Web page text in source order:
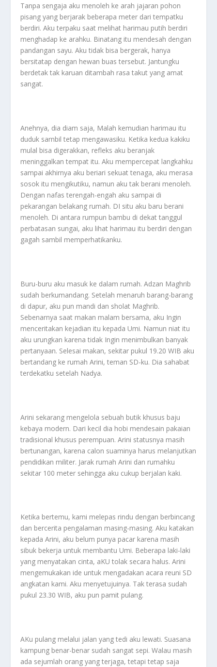
Tanpa sengaja aku menoleh ke arah jajaran pohon
pisang yang berjarak beberapa meter dari tempatku
berdiri. Aku terpaku saat melihat harimau putih berdiri
menghadap ke arahku. Binatang itu mendesah dengan
pandangan sayu. Aku tidak bisa bergerak, hanya
bersitatap dengan hewan buas tersebut. Jantungku
berdetak tak karuan ditambah rasa takut yang amat
sangat.
Anehnya, dia diam saja, Malah kemudian harimau itu
duduk sarnbil tetap mengawasiku. Ketika kedua kakiku
mulal bisa digerakkan, refleks aku beranjak
meninggalkan tempat itu. Aku mempercepat langkahku
sampai akhirnya aku beriari sekuat tenaga, aku merasa
sosok itu mengikutiku, namun aku tak berani menoleh.
Dengan nafas terengah-engah aku sampai di
pekarangan belakang rumah. DI situ aku baru berani
menoleh. Di antara rumpun bambu di dekat tanggul
perbatasan sungai, aku lihat harimau itu berdiri dengan
gagah sambil memperhatikanku.
Buru-buru aku masuk ke dalam rumah. Adzan Maghrib
sudah berkumandang. Setelah menaruh barang-barang
di dapur, aku pun mandi dan sholat Maghrib.
Sebenarnya saat makan malam bersama, aku Ingin
menceritakan kejadian itu kepada Umi. Namun niat itu
aku urungkan karena tidak Ingin menimbulkan banyak
pertanyaan. Selesai makan, sekitar pukul 19.20 WIB aku
bertandang ke rumah Arini, teman SD-ku. Dia sahabat
terdekatku setelah Nadya.
Arini sekarang mengelola sebuah butik khusus baju
kebaya modern. Dari kecil dia hobi mendesain pakaian
tradisional khusus perempuan. Arini statusnya masih
bertunangan, karena calon suaminya harus melanjutkan
pendidikan militer. Jarak rumah Arini dan rumahku
sekitar 100 meter sehingga aku cukup berjalan kaki.
Ketika bertemu, kami melepas rindu dengan berbincang
dan bercerita pengalaman masing-masing. Aku katakan
kepada Arini, aku belum punya pacar karena masih
sibuk bekerja untuk membantu Umi. Beberapa laki-laki
yang menyatakan cinta, aKU tolak secara halus. Arini
mengemukakan ide untuk mengadakan acara reuni SD
angkatan kami. Aku menyetujuinya. Tak terasa sudah
pukul 23.30 WIB, aku pun pamit pulang.
AKu pulang melalui jalan yang tedi aku lewati. Suasana
kampung benar-benar sudah sangat sepi. Walau masih
ada sejumlah orang yang terjaga, tetapi tetap saja